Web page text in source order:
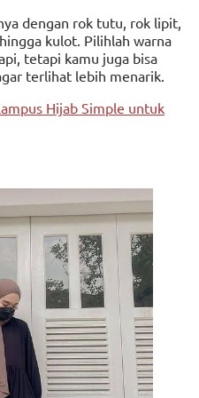
dengan rok tutu, rok lipit,
kulot. Pilihlah warna
tetapi kamu juga bisa
terlihat lebih menarik.
Hijab Simple untuk